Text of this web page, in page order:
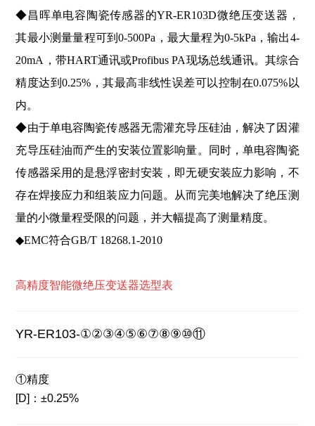
◆昌晖单电容陶瓷传感器的YR-ER103D微绝压变送器，
其最小测量量程可到0-500Pa，最大量程为0-5kPa，输出4-
20mA，带HART通讯或Profibus PA现场总线通讯。其综合
精度达到0.25%，其最高非线性误差可以控制在0.075%以
内。
◆由于单电容陶瓷传感器无需灌充导压硅油，解决了因灌
充导压硅油而产生的安装位置影响量。同时，单电容陶瓷
传感器采用的是悬浮密封安装，即无硬安装应力影响，不
存在焊接应力和组装应力问题。从而完美地解决了绝压测
量的小微量程受限的问题，并大幅提高了测量精度。
◆EMC符合GB/T 18268.1-2010
高精度智能微绝压变送器选型表
YR-ER103-①②③④⑤⑥⑦⑧⑨⑩⑪
①精度
[D]：±0.25%